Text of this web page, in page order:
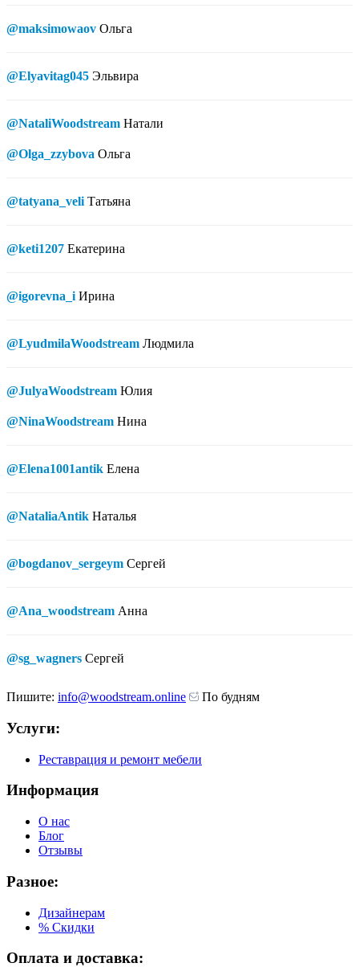
@maksimowaov Ольга
@Elyavitag045 Эльвира
@NataliWoodstream Натали
@Olga_zzybova Ольга
@tatyana_veli Татьяна
@keti1207 Екатерина
@igorevna_i Ирина
@LyudmilaWoodstream Людмила
@JulyaWoodstream Юлия
@NinaWoodstream Нина
@Elena1001antik Елена
@NataliaAntik Наталья
@bogdanov_sergeym Сергей
@Ana_woodstream Анна
@sg_wagners Сергей
Пишите: info@woodstream.online По будням
Услуги:
Реставрация и ремонт мебели
Информация
О нас
Блог
Отзывы
Разное:
Дизайнерам
% Скидки
Оплата и доставка: